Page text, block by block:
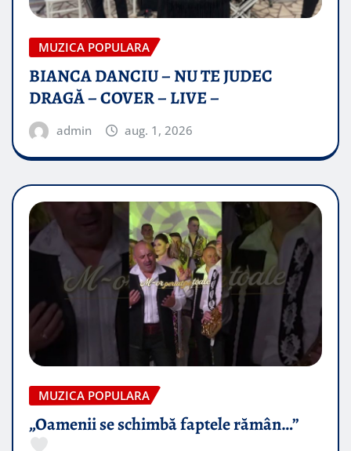
MUZICA POPULARA
BIANCA DANCIU – NU TE JUDEC
DRAGĂ – COVER – LIVE –
admin aug. 1, 2026
MUZICA POPULARA
„Oamenii se schimbă faptele rămân…”